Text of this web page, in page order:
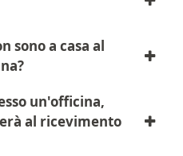
sono a casa al
un'officina,
al ricevimento